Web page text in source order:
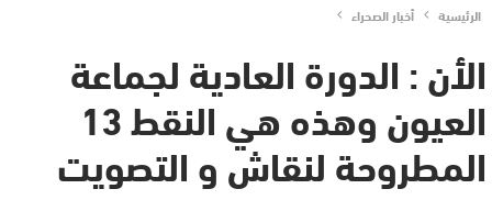
الرئيسية أخبار الصحراء
الأن : الدورة العادية لجماعة
العيون وهذه هي النقط 13
المطروحة لنقاش و التصويت